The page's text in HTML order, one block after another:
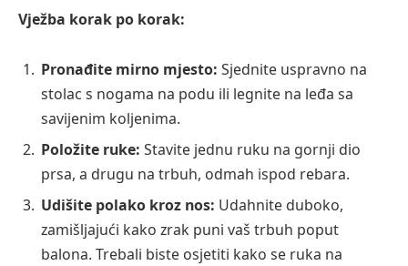
Vježba korak po korak:
Pronađite mirno mjesto: Sjednite uspravno na
stolac s nogama na podu ili legnite na leđa sa
savijenim koljenima.
Položite ruke: Stavite jednu ruku na gornji dio
prsa, a drugu na trbuh, odmah ispod rebara.
Udišite polako kroz nos: Udahnite duboko,
zamišljajući kako zrak puni vaš trbuh poput
balona. Trebali biste osjetiti kako se ruka na